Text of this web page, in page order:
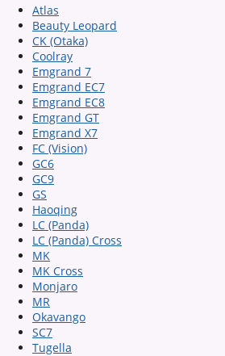
Atlas
Beauty Leopard
CK (Otaka)
Coolray
Emgrand 7
Emgrand EC7
Emgrand EC8
Emgrand GT
Emgrand X7
FC (Vision)
GC6
GC9
GS
Haoqing
LC (Panda)
LC (Panda) Cross
MK
MK Cross
Monjaro
MR
Okavango
SC7
Tugella